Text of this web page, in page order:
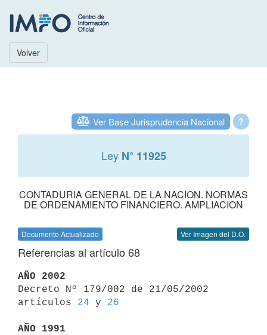
Volver
?
Ver Base Jurisprudencia Nacional
Ley N° 11925
CONTADURIA GENERAL DE LA NACION. NORMAS
DE ORDENAMIENTO FINANCIERO. AMPLIACION
Documento Actualizado Ver Imagen del D.O.
Referencias al artículo 68
AÑO 2002
Decreto Nº 179/002 de 21/05/2002
artículos 24 y 26
AÑO 1991